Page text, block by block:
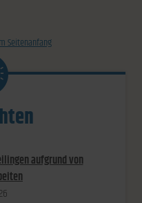
Seitenanfang
aufgrund von